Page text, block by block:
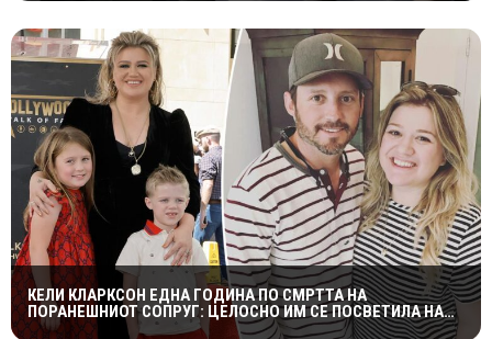
КЕЛИ КЛАРКСОН ЕДНА ГОДИНА ПО СМРТТА НА
ПОРАНЕШНИОТ СОПРУГ: ЦЕЛОСНО ИМ СЕ ПОСВЕТИЛА НА
ДЕЦАТА ВО НАЈТЕШКИОТ ПЕРИОД